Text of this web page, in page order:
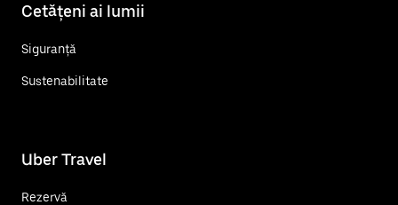
Cetățeni ai lumii
Siguranță
Sustenabilitate
Uber Travel
Rezervă